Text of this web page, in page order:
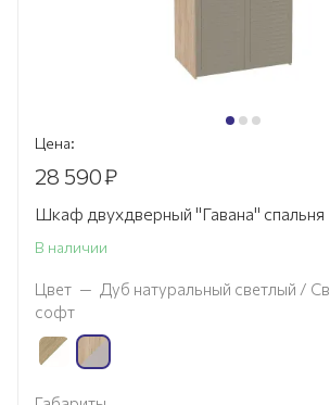
Цена:
28 590₽
Шкаф двухдверный "Гавана" спальня
В наличии
Цвет — Дуб натуральный светлый /
софт